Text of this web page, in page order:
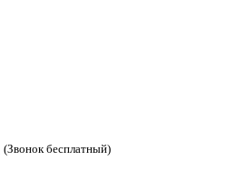
(Звонок бесплатный)